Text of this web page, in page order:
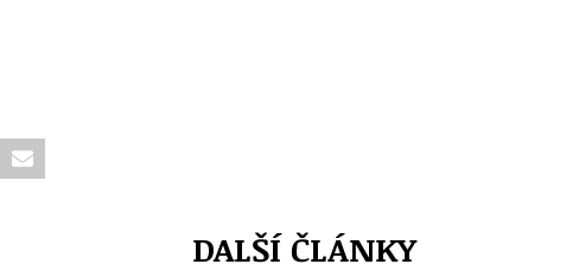
DALŠÍ ČLÁNKY